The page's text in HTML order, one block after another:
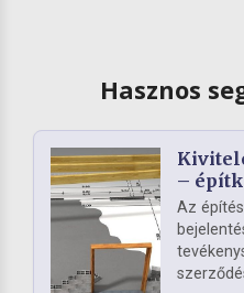
Hasznos
–
Az